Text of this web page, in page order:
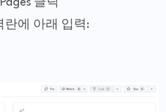
클릭
란에 아래 입력: